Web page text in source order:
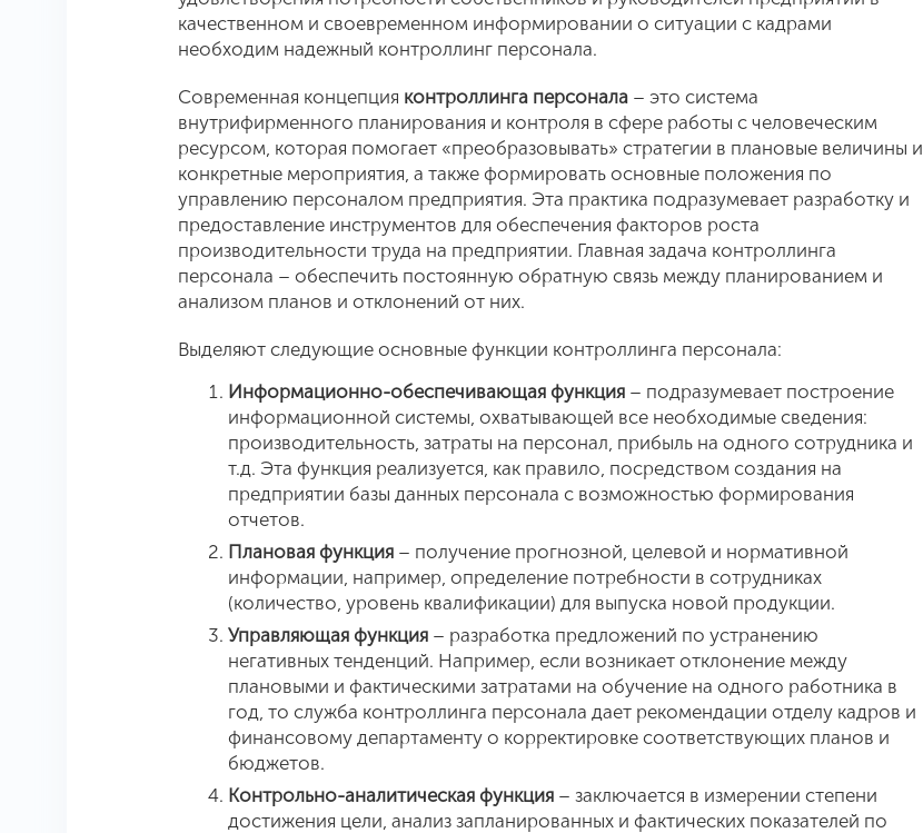
качественном и своевременном информировании о ситуации с кадрами
необходим надежный контроллинг персонала.
Современная концепция контроллинга персонала – это система
внутрифирменного планирования и контроля в сфере работы с человеческим
ресурсом, которая помогает «преобразовывать» стратегии в плановые величины и
конкретные мероприятия, а также формировать основные положения по
управлению персоналом предприятия. Эта практика подразумевает разработку и
предоставление инструментов для обеспечения факторов роста
производительности труда на предприятии. Главная задача контроллинга
персонала – обеспечить постоянную обратную связь между планированием и
анализом планов и отклонений от них.
Выделяют следующие основные функции контроллинга персонала:
Информационно-обеспечивающая функция – подразумевает построение
информационной системы, охватывающей все необходимые сведения:
производительность, затраты на персонал, прибыль на одного сотрудника и
т.д. Эта функция реализуется, как правило, посредством создания на
предприятии базы данных персонала с возможностью формирования
отчетов.
Плановая функция – получение прогнозной, целевой и нормативной
информации, например, определение потребности в сотрудниках
(количество, уровень квалификации) для выпуска новой продукции.
Управляющая функция – разработка предложений по устранению
негативных тенденций. Например, если возникает отклонение между
плановыми и фактическими затратами на обучение на одного работника в
год, то служба контроллинга персонала дает рекомендации отделу кадров и
финансовому департаменту о корректировке соответствующих планов и
бюджетов.
Контрольно-аналитическая функция – заключается в измерении степени
достижения цели, анализ запланированных и фактических показателей по